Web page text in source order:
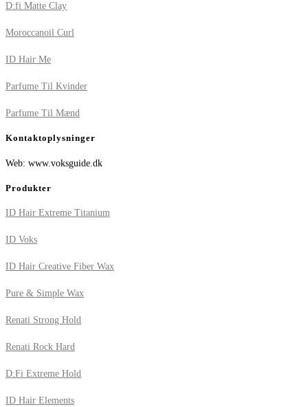
D:fi Matte Clay
Moroccanoil Curl
ID Hair Me
Parfume Til Kvinder
Parfume Til Mænd
Kontaktoplysninger
Web: www.voksguide.dk
Produkter
ID Hair Extreme Titanium
ID Voks
ID Hair Creative Fiber Wax
Pure & Simple Wax
Renati Strong Hold
Renati Rock Hard
D:Fi Extreme Hold
ID Hair Elements